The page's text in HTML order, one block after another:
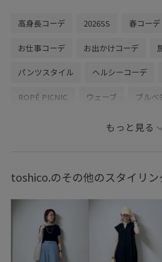
高身長コーデ 2026SS 春コーデ
お仕事コーデ お出かけコーデ
パンツスタイル ヘルシーコーデ
ROPÉ PICNIC ウェーブ ブルべ
シャツ/ブラウス タ
アクセサリー ネックレス
25AWPICgoodssale 25PICxmasgift
26RPUVCARE 26SS10r
もっと見る
toshico.のその他のスタイリン